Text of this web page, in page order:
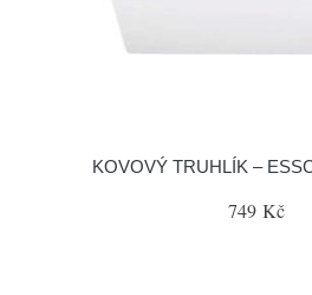
KOVOVÝ TRUHLÍK –
749 Kč